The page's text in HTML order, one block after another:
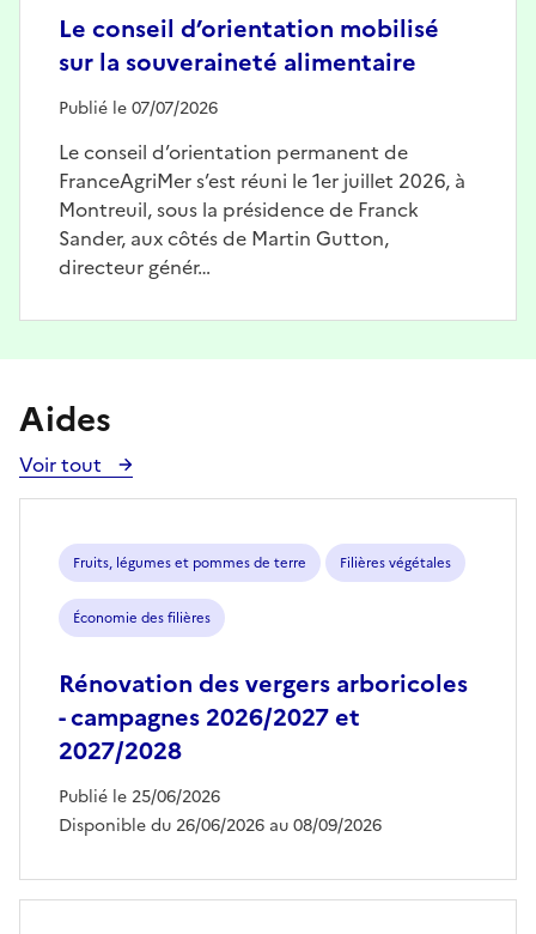
Le conseil d’orientation mobilisé
sur la souveraineté alimentaire
Publié le 07/07/2026
Le conseil d’orientation permanent de
FranceAgriMer s’est réuni le 1er juillet 2026, à
Montreuil, sous la présidence de Franck
Sander, aux côtés de Martin Gutton,
directeur génér…
Aides
Voir tout
Voir
toutes
aides
Fruits, légumes et pommes de terre Filières végétales
Économie des filières
Rénovation des vergers arboricoles
- campagnes 2026/2027 et
2027/2028
Publié le 25/06/2026
Disponible du 26/06/2026 au 08/09/2026